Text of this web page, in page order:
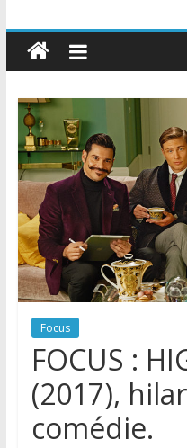
Focus
FOCUS :
(2017),
comédie.